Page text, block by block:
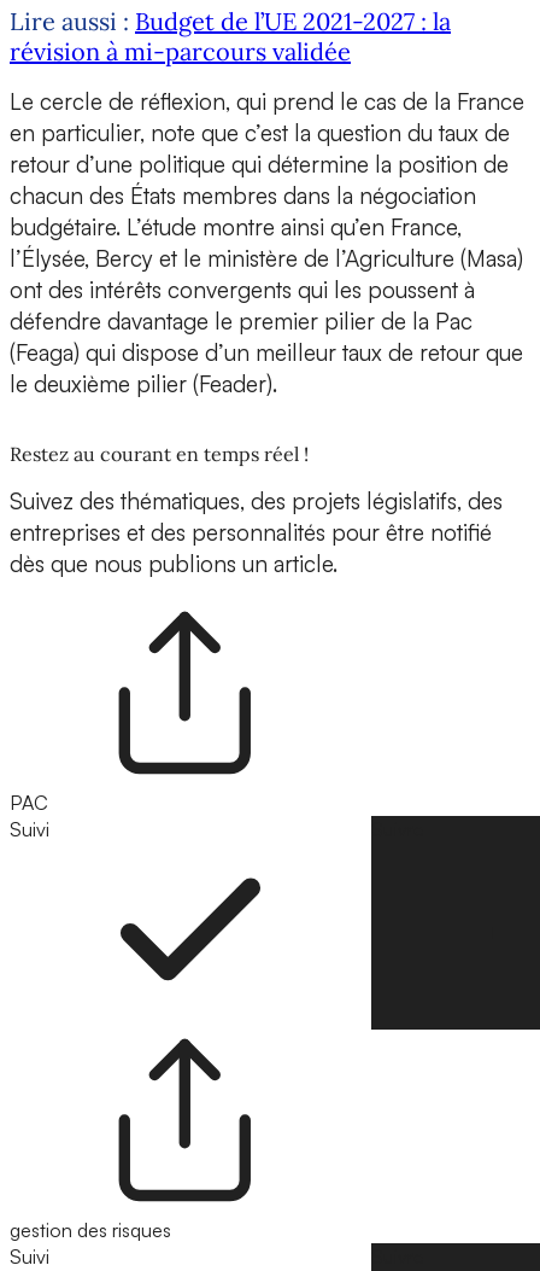
Lire aussi : Budget de l’UE 2021-2027 : la
révision à mi-parcours validée
Le cercle de réflexion, qui prend le cas de la France
en particulier, note que c’est la question du taux de
retour d’une politique qui détermine la position de
chacun des États membres dans la négociation
budgétaire. L’étude montre ainsi qu’en France,
l’Élysée, Bercy et le ministère de l’Agriculture (Masa)
ont des intérêts convergents qui les poussent à
défendre davantage le premier pilier de la Pac
(Feaga) qui dispose d’un meilleur taux de retour que
le deuxième pilier (Feader).
Restez au courant en temps réel !
Suivez des thématiques, des projets législatifs, des
entreprises et des personnalités pour être notifié
dès que nous publions un article.
PAC
Suivi
gestion des risques
Suivi